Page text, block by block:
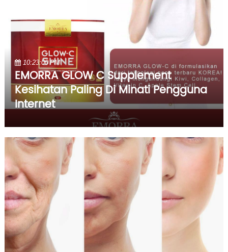
10:23:00 PM
EMORRA GLOW C Supplement
Kesihatan Paling Di Minati Pengguna
Internet